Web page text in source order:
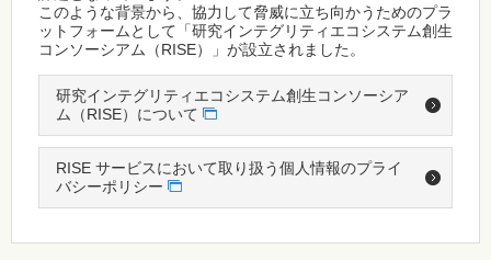
このような背景から、協力して脅威に立ち向かうためのプラ
ットフォームとして「研究インテグリティエコシステム創生
コンソーシアム（RISE）」が設立されました。
研究インテグリティエコシステム創生コンソーシア
ム（RISE）について
RISE サービスにおいて取り扱う個⼈情報のプライ
バシーポリシー